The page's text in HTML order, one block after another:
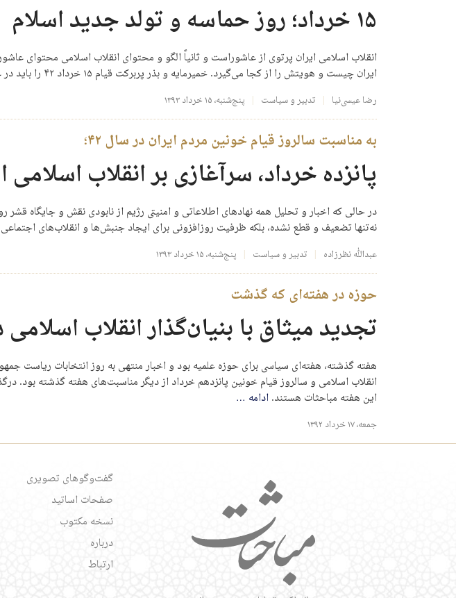
۱۵ خرداد؛ روز حماسه و تولد جدید اسلام
انقلاب اسلامی ایران پرتوی از عاشوراست و ثانیاً الگو و محتوای انقلاب اسلامی محتوای
ایران چیست و هویتش را از کجا می‌گیرد. خمیرمایه و بذر پربرکت قیام ۱۵ خرداد ۴۲ را باید در عصر عاشورای ۶۳ قمری جست‌وجو کرد.
رضا عیسی‌نیا تدبیر و سیاست پنج‌شنبه، ۱۵ خرداد ۱۳۹۳
به مناسبت سالروز قیام خونین مردم ایران در سال ۴۲؛
پانزده خرداد، سرآغازی بر انقلاب اسلامی
در حالی که اخبار و تحلیل همه نهادهای اطلاعاتی و امنیتی رژیم از نابودی نقش و جایگاه
نه‌تنها تضعیف و قطع نشده، بلکه ظرفیت روزافزونی برای ایجاد جنبش‌ها و انقلاب‌های
عبدالله نظرزاده تدبیر و سیاست پنج‌شنبه، ۱۵ خرداد ۱۳۹۳
حوزه در هفته‌ای که گذشت
تجدید میثاق با بنیان‌گذار انقلاب
هفته گذشته، هفته‌ای سیاسی برای حوزه علمیه بود و اخبار منتهی به روز انتخابات ریاست
انقلاب اسلامی و سالروز قیام خونین پانزدهم خرداد از دیگر مناسبت‌های هفته گذشته
این هفته مباحثات هستند.ادامه …
جمعه، ۱۷ خرداد ۱۳۹۲
گفت‌وگوهای تصویری
صفحات اساتید
نسخه مکتوب
درباره
ارتباط